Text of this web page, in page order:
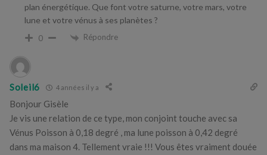
plan énergétique. Que font votre saturne, votre mars, votre
lune et votre vénus à ses planètes ?
0 Répondre
Soleil6 4 années il y a
Bonjour Gisèle
Je vis une relation de ce type, mon conjoint touche avec sa
Vénus Poisson à 0,18 degré , ma lune poisson à 0,42 degré
dans ma maison 4. Tellement vraie !!! Vous êtes vraiment douée